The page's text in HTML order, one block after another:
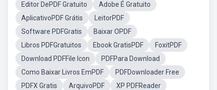
Editor DePDF Gratuito
Adobe É Gratuito
AplicativoPDF Grátis
LeitorPDF
Software PDFGratis
Baixar OPDF
Libros PDFGratuitos
Ebook GratisPDF
FoxitPDF
Download PDFFile Icon
PDFPara Download
Como Baixar Livros EmPDF
PDFDownloader Free
PDFX Gratis
ArquivoPDF
XP PDFReader